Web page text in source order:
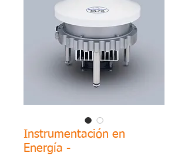
Instrumentación en
Energía -